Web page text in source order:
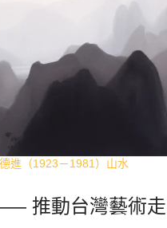
進（1923－1981）山水
推動台灣藝術走